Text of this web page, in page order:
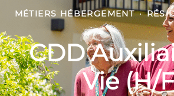
MÉTIERS HÉBERGEMENT ·
CDD
Vie (H/